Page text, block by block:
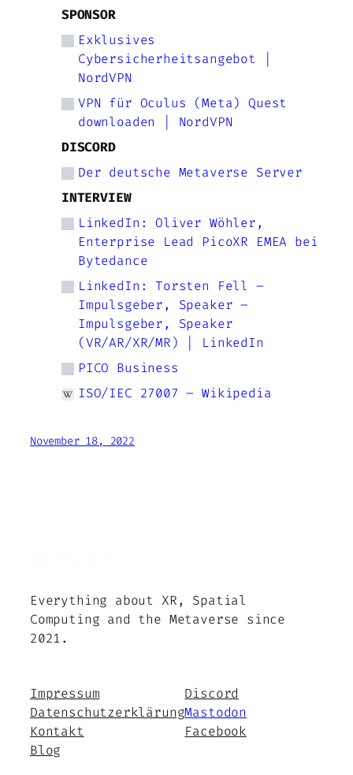
SPONSOR
Exklusives
Cybersicherheitsangebot |
NordVPN
VPN für Oculus (Meta) Quest
downloaden | NordVPN
DISCORD
Der deutsche Metaverse Server
INTERVIEW
LinkedIn: Oliver Wöhler,
Enterprise Lead PicoXR EMEA bei
Bytedance
LinkedIn: Torsten Fell –
Impulsgeber, Speaker –
Impulsgeber, Speaker
(VR/AR/XR/MR) | LinkedIn
PICO Business
ISO/IEC 27007 – Wikipedia
November 18, 2022
Everything about XR, Spatial
Computing and the Metaverse since
2021.
Impressum
Datenschutzerklärung
Kontakt
Blog
Discord
Mastodon
Facebook